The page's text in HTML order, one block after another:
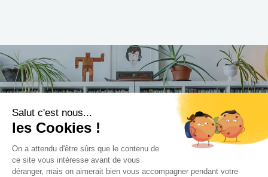
Salut c'est nous...
les Cookies !
On a attendu d'être sûrs que le contenu de
ce site vous intéresse avant de vous
déranger, mais on aimerait bien vous accompagner pendant votre
Trouvez le professionnel
le plus adapté à votre
projet !